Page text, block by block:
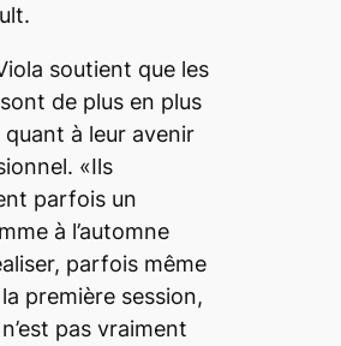
soutient que les
de plus en plus
quant à leur avenir
«Ils
parfois un
à l’automne
parfois même
première session,
pas vraiment